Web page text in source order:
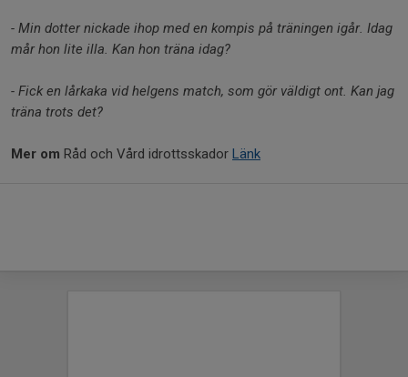
- Min dotter nickade ihop med en kompis på träningen igår. Idag
mår hon lite illa. Kan hon träna idag?
- Fick en lårkaka vid helgens match, som gör väldigt ont. Kan jag
träna trots det?
Mer om Råd och Vård idrottsskador Länk